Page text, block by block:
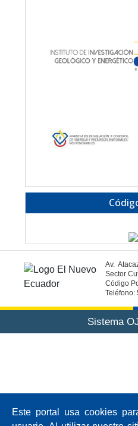
Av.
Sector
Código
Teléfono:
Este portal usa cookies
Sistema